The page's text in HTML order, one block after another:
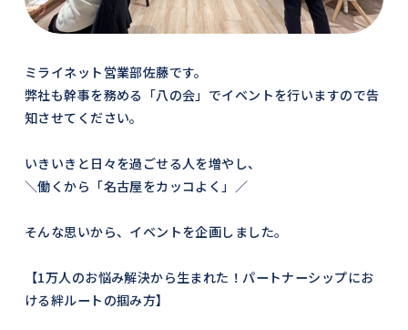
ミライネット営業部佐藤です。
弊社も幹事を務める「八の会」でイベントを行いますので告
知させてください。
いきいきと日々を過ごせる人を増やし、
＼働くから「名古屋をカッコよく」／
そんな思いから、イベントを企画しました。
【1万人のお悩み解決から生まれた！パートナーシップにお
ける絆ルートの掴み方】